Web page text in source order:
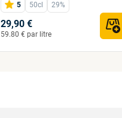
5
50cl 29%
29,90 €
59.80 € par litre